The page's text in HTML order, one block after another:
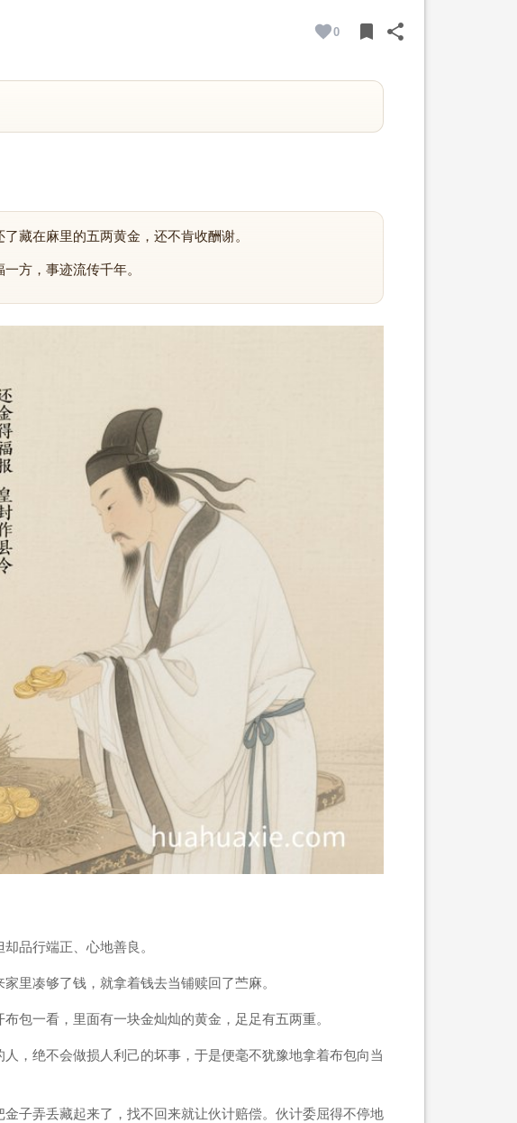
0 bookmarkBOOKMARK
shareSHARE
藏在麻里的五两黄金，还不肯收酬谢。
方，事迹流传千年。
品行端正、心地善良。
里凑够了钱，就拿着钱去当铺赎回了苎麻。
包一看，里面有一块金灿灿的黄金，足足有五两重。
，绝不会做损人利己的坏事，于是便毫不犹豫地拿着布包向当
子弄丢藏起来了，找不回来就让伙计赔偿。伙计委屈得不停地